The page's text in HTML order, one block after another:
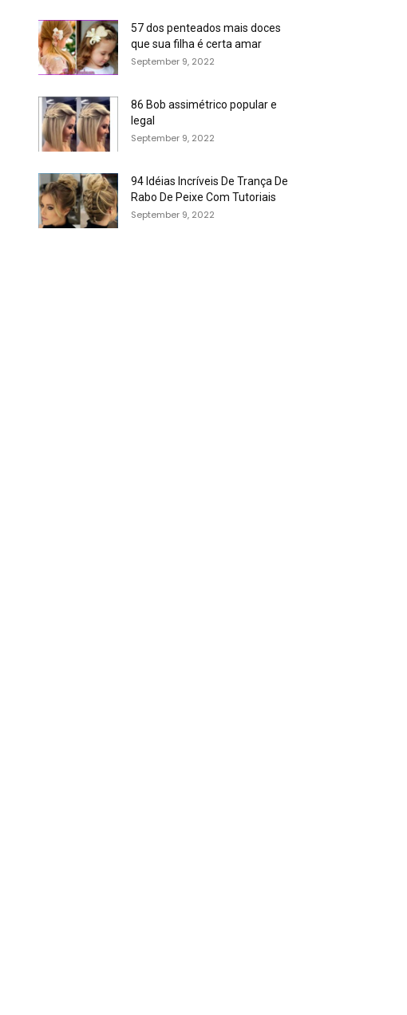
57 dos penteados mais doces
que sua filha é certa amar
September 9, 2022
86 Bob assimétrico popular e
legal
September 9, 2022
94 Idéias Incríveis De Trança De
Rabo De Peixe Com Tutoriais
September 9, 2022